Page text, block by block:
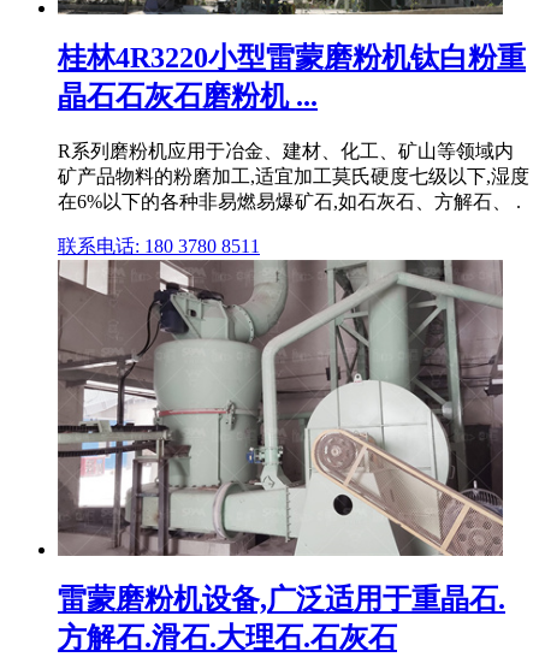
桂林4R3220小型雷蒙磨粉机钛白粉重
晶石石灰石磨粉机 ...
R系列磨粉机应用于冶金、建材、化工、矿山等领域内
矿产品物料的粉磨加工,适宜加工莫氏硬度七级以下,湿度
在6%以下的各种非易燃易爆矿石,如石灰石、方解石、 .
联系电话: 180 3780 8511
雷蒙磨粉机设备,广泛适用于重晶石.
方解石.滑石.大理石.石灰石